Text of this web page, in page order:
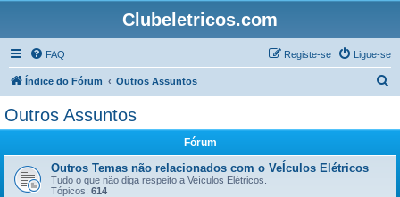
Clubeletricos.com
FAQ Ligue-se
Registe-se
Índice do Fórum Outros Assuntos
Outros Assuntos
Fórum
Outros Temas não relacionados com o VeÍculos Elétricos
Tudo o que não diga respeito a Veículos Elétricos.
Tópicos: 614